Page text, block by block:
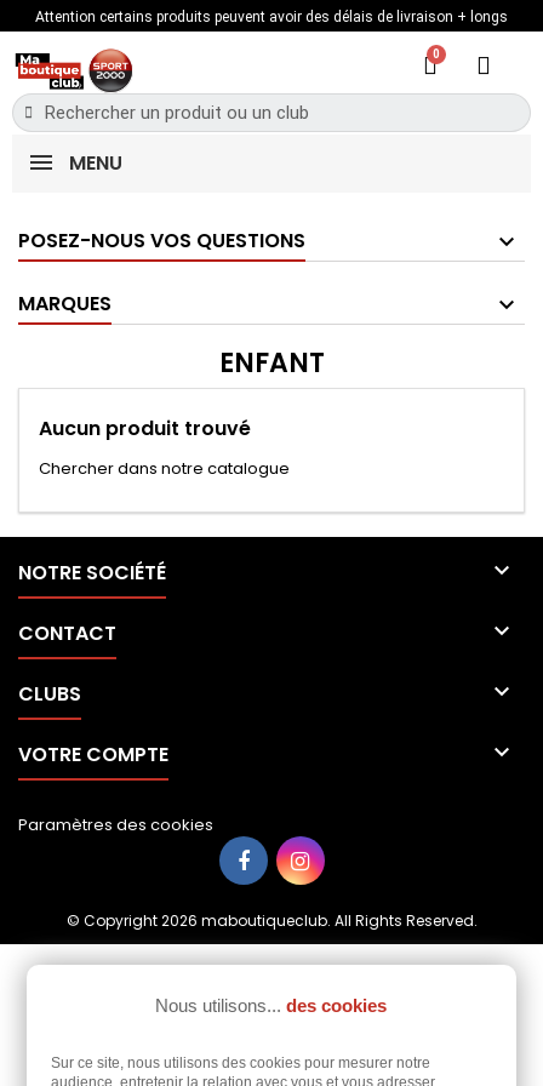
Attention certains produits peuvent avoir des délais de livraison + longs
MENU
POSEZ-NOUS VOS QUESTIONS
MARQUES
ENFANT
Aucun produit trouvé
Chercher dans notre catalogue
NOTRE SOCIÉTÉ 
CONTACT 
CLUBS 
VOTRE COMPTE 
Nous utilisons... des cookies
Sur ce site, nous utilisons des cookies pour mesurer notre
audience, entretenir la relation avec vous et vous adresser
Paramètres des cookies
© Copyright 2026 maboutiqueclub. All Rights Reserved.